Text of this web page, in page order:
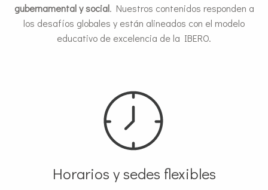
gubernamental y social. Nuestros contenidos responden a
los desafíos globales y están alineados con el modelo
educativo de excelencia de la IBERO.
Horarios y sedes flexibles